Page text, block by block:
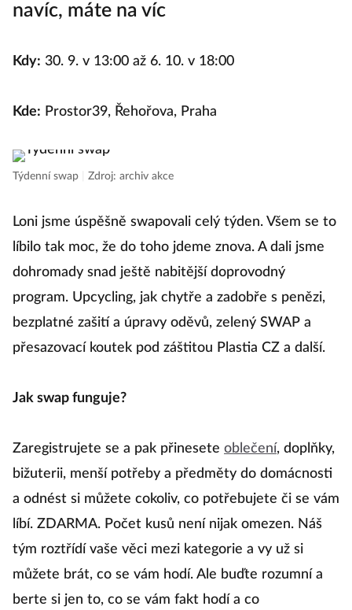
navíc, máte na víc
Kdy: 30. 9. v 13:00 až 6. 10. v 18:00
Kde: Prostor39, Řehořova, Praha
Týdenní swap Zdroj: archiv akce
Loni jsme úspěšně swapovali celý týden. Všem se to
líbilo tak moc, že do toho jdeme znova. A dali jsme
dohromady snad ještě nabitější doprovodný
program. Upcycling, jak chytře a zadobře s penězi,
bezplatné zašití a úpravy oděvů, zelený SWAP a
přesazovací koutek pod záštitou Plastia CZ a další.
Jak swap funguje?
Zaregistrujete se a pak přinesete oblečení, doplňky,
bižuterii, menší potřeby a předměty do domácnosti
a odnést si můžete cokoliv, co potřebujete či se vám
líbí. ZDARMA. Počet kusů není nijak omezen. Náš
tým roztřídí vaše věci mezi kategorie a vy už si
můžete brát, co se vám hodí. Ale buďte rozumní a
berte si jen to, co se vám fakt hodí a co